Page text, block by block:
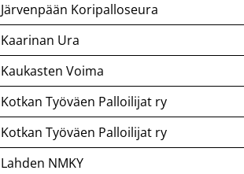
Järvenpään Koripalloseura
Kaarinan Ura
Kaukasten Voima
Kotkan Työväen Palloilijat ry
Kotkan Työväen Palloilijat ry
Lahden NMKY